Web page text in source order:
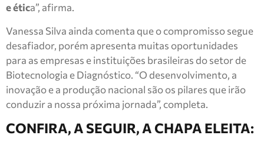
e ética”, afirma.
Vanessa Silva ainda comenta que o compromisso segue
desafiador, porém apresenta muitas oportunidades
para as empresas e instituições brasileiras do setor de
Biotecnologia e Diagnóstico. “O desenvolvimento, a
inovação e a produção nacional são os pilares que irão
conduzir a nossa próxima jornada”, completa.
CONFIRA, A SEGUIR, A CHAPA ELEITA: